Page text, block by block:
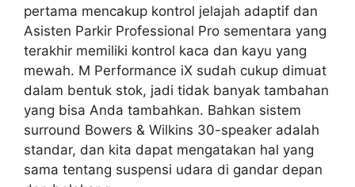
pertama mencakup kontrol jelajah adaptif dan
Asisten Parkir Professional Pro sementara yang
terakhir memiliki kontrol kaca dan kayu yang
mewah. M Performance iX sudah cukup dimuat
dalam bentuk stok, jadi tidak banyak tambahan
yang bisa Anda tambahkan. Bahkan sistem
surround Bowers & Wilkins 30-speaker adalah
standar, dan kita dapat mengatakan hal yang
sama tentang suspensi udara di gandar depan